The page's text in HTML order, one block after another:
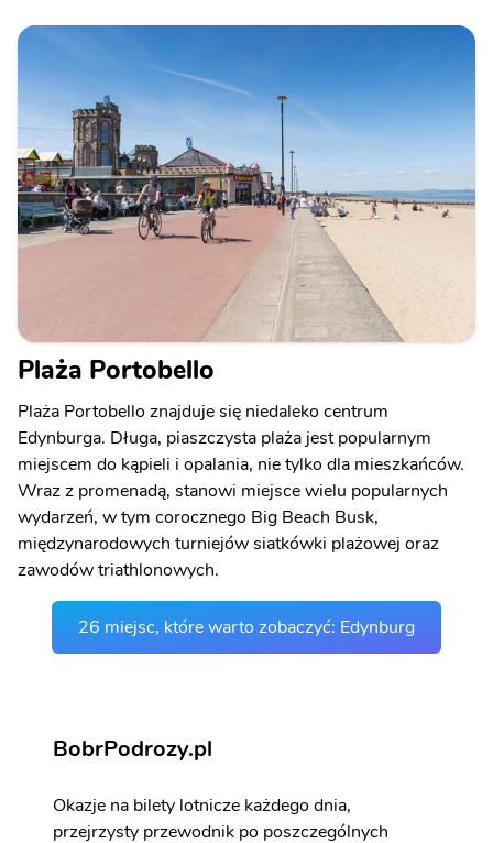
Plaża Portobello
Plaża Portobello znajduje się niedaleko centrum
Edynburga. Długa, piaszczysta plaża jest popularnym
miejscem do kąpieli i opalania, nie tylko dla mieszkańców.
Wraz z promenadą, stanowi miejsce wielu popularnych
wydarzeń, w tym corocznego Big Beach Busk,
międzynarodowych turniejów siatkówki plażowej oraz
zawodów triathlonowych.
26 miejsc, które warto zobaczyć: Edynburg
BobrPodrozy.pl
Okazje na bilety lotnicze każdego dnia,
przejrzysty przewodnik po poszczególnych